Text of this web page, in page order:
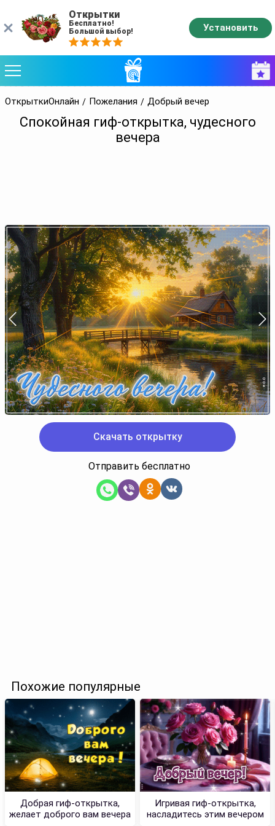
ОткрыткиОнлайн Пожелания Добрый вечер
Спокойная гиф-открытка, чудесного
вечера
Скачать открытку
Отправить бесплатно
Похожие популярные
Добрая гиф-открытка,
желает доброго вам вечера
Игривая гиф-открытка,
насладитесь этим вечером
Открытки
Бесплатно!
Большой выбор!
Установить